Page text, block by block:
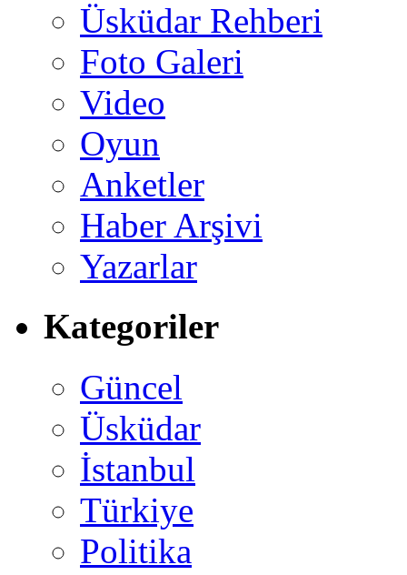
Üsküdar Rehberi
Foto Galeri
Video
Oyun
Anketler
Haber Arşivi
Yazarlar
Kategoriler
Güncel
Üsküdar
İstanbul
Türkiye
Politika